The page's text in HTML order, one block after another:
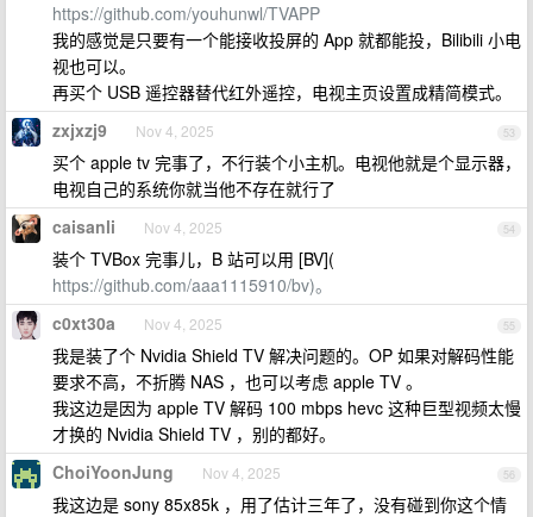
https://github.com/youhunwl/TVAPP
我的感觉是只要有一个能接收投屏的 App 就都能投，Bilibili 小电
视也可以。
再买个 USB 遥控器替代红外遥控，电视主页设置成精简模式。
53
zxjxzj9 Nov 4, 2025
买个 apple tv 完事了，不行装个小主机。电视他就是个显示器，
电视自己的系统你就当他不存在就行了
54
caisanli Nov 4, 2025
装个 TVBox 完事儿，B 站可以用 [BV](
https://github.com/aaa1115910/bv)。
55
c0xt30a Nov 4, 2025
我是装了个 Nvidia Shield TV 解决问题的。OP 如果对解码性能
要求不高，不折腾 NAS ，也可以考虑 apple TV 。
我这边是因为 apple TV 解码 100 mbps hevc 这种巨型视频太慢
才换的 Nvidia Shield TV ，别的都好。
56
ChoiYoonJung Nov 4, 2025
我这边是 sony 85x85k ，用了估计三年了，没有碰到你这个情